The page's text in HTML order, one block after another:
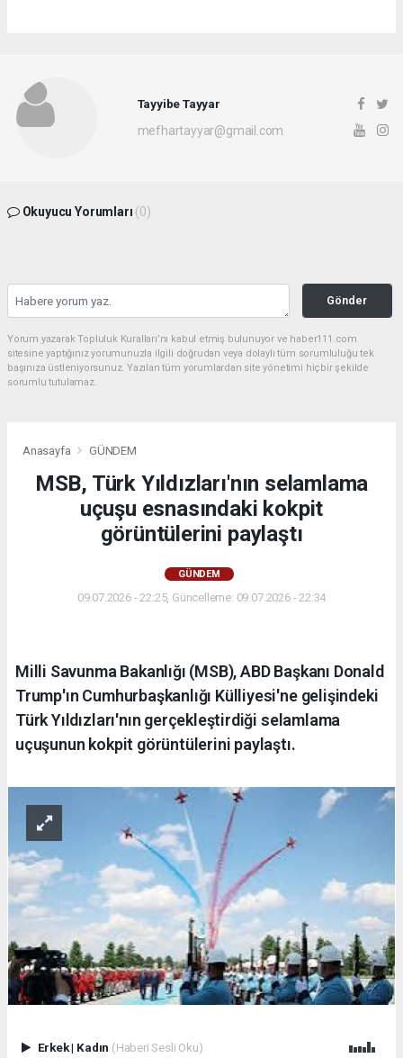
Tayyibe Tayyar
mefhartayyar@gmail.com
Okuyucu Yorumları (0)
Gönder
Yorum yazarak Topluluk Kuralları’nı kabul etmiş bulunuyor ve haber111.com
sitesine yaptığınız yorumunuzla ilgili doğrudan veya dolaylı tüm sorumluluğu tek
başınıza üstleniyorsunuz. Yazılan tüm yorumlardan site yönetimi hiçbir şekilde
sorumlu tutulamaz.
Anasayfa GÜNDEM
MSB, Türk Yıldızları'nın selamlama
uçuşu esnasındaki kokpit
görüntülerini paylaştı
GÜNDEM
09.07.2026 - 22:25, Güncelleme: 09.07.2026 - 22:34
Milli Savunma Bakanlığı (MSB), ABD Başkanı Donald
Trump'ın Cumhurbaşkanlığı Külliyesi'ne gelişindeki
Türk Yıldızları'nın gerçekleştirdiği selamlama
uçuşunun kokpit görüntülerini paylaştı.
Erkek| Kadın (Haberi Sesli Oku)